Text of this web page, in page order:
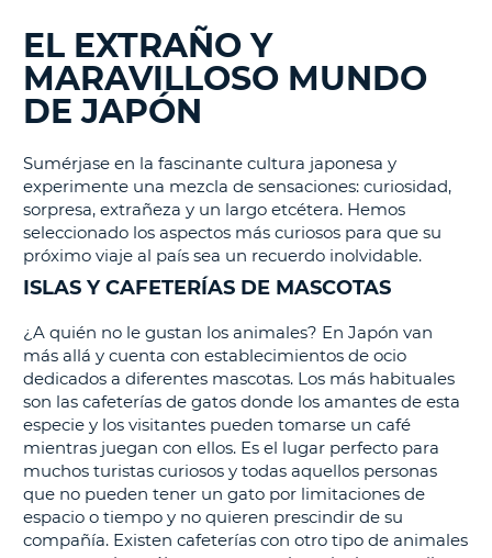
BUSCANDO......
EL EXTRAÑO Y
MARAVILLOSO MUNDO
DE JAPÓN
Sumérjase en la fascinante cultura japonesa y
experimente una mezcla de sensaciones: curiosidad,
sorpresa, extrañeza y un largo etcétera. Hemos
seleccionado los aspectos más curiosos para que su
próximo viaje al país sea un recuerdo inolvidable.
ISLAS Y CAFETERÍAS DE MASCOTAS
¿A quién no le gustan los animales? En Japón van
más allá y cuenta con establecimientos de ocio
dedicados a diferentes mascotas. Los más habituales
son las cafeterías de gatos donde los amantes de esta
especie y los visitantes pueden tomarse un café
mientras juegan con ellos. Es el lugar perfecto para
muchos turistas curiosos y todas aquellos personas
que no pueden tener un gato por limitaciones de
espacio o tiempo y no quieren prescindir de su
compañía. Existen cafeterías con otro tipo de animales